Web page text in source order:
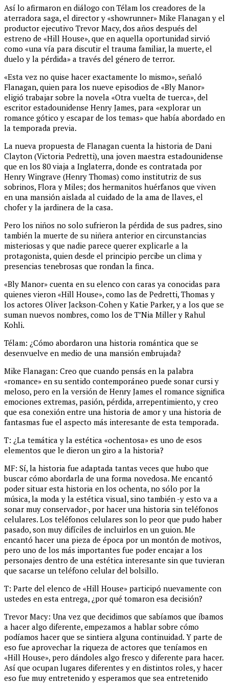
Así lo afirmaron en diálogo con Télam los creadores de la
aterradora saga, el director y «showrunner» Mike Flanagan y el
productor ejecutivo Trevor Macy, dos años después del
estreno de «Hill House», que en aquella oportunidad sirvió
como «una vía para discutir el trauma familiar, la muerte, el
duelo y la pérdida» a través del género de terror.
«Esta vez no quise hacer exactamente lo mismo», señaló
Flanagan, quien para los nueve episodios de «Bly Manor»
eligió trabajar sobre la novela «Otra vuelta de tuerca», del
escritor estadounidense Henry James, para «explorar un
romance gótico y escapar de los temas» que había abordado en
la temporada previa.
La nueva propuesta de Flanagan cuenta la historia de Dani
Clayton (Victoria Pedretti), una joven maestra estadounidense
que en los 80 viaja a Inglaterra, donde es contratada por
Henry Wingrave (Henry Thomas) como institutriz de sus
sobrinos, Flora y Miles; dos hermanitos huérfanos que viven
en una mansión aislada al cuidado de la ama de llaves, el
chofer y la jardinera de la casa.
Pero los niños no solo sufrieron la pérdida de sus padres, sino
también la muerte de su niñera anterior en circunstancias
misteriosas y que nadie parece querer explicarle a la
protagonista, quien desde el principio percibe un clima y
presencias tenebrosas que rondan la finca.
«Bly Manor» cuenta en su elenco con caras ya conocidas para
quienes vieron «Hill House», como las de Pedretti, Thomas y
los actores Oliver Jackson-Cohen y Katie Parker, y a los que se
suman nuevos nombres, como los de T’Nia Miller y Rahul
Kohli.
Télam: ¿Cómo abordaron una historia romántica que se
desenvuelve en medio de una mansión embrujada?
Mike Flanagan: Creo que cuando pensás en la palabra
«romance» en su sentido contemporáneo puede sonar cursi y
meloso, pero en la versión de Henry James el romance significa
emociones extremas, pasión, pérdida, arrepentimiento, y creo
que esa conexión entre una historia de amor y una historia de
fantasmas fue el aspecto más interesante de esta temporada.
T: ¿La temática y la estética «ochentosa» es uno de esos
elementos que le dieron un giro a la historia?
MF: Sí, la historia fue adaptada tantas veces que hubo que
buscar cómo abordarla de una forma novedosa. Me encantó
poder situar esta historia en los ochenta, no sólo por la
música, la moda y la estética visual, sino también -y esto va a
sonar muy conservador-, por hacer una historia sin teléfonos
celulares. Los teléfonos celulares son lo peor que pudo haber
pasado, son muy difíciles de incluirlos en un guion. Me
encantó hacer una pieza de época por un montón de motivos,
pero uno de los más importantes fue poder encajar a los
personajes dentro de una estética interesante sin que tuvieran
que sacarse un teléfono celular del bolsillo.
T: Parte del elenco de «Hill House» participó nuevamente con
ustedes en esta entrega, ¿por qué tomaron esa decisión?
Trevor Macy: Una vez que decidimos que sabíamos que íbamos
a hacer algo diferente, empezamos a hablar sobre cómo
podíamos hacer que se sintiera alguna continuidad. Y parte de
eso fue aprovechar la riqueza de actores que teníamos en
«Hill House», pero dándoles algo fresco y diferente para hacer.
Así que ocupan lugares diferentes y en distintos roles, y hacer
eso fue muy entretenido y esperamos que sea entretenido